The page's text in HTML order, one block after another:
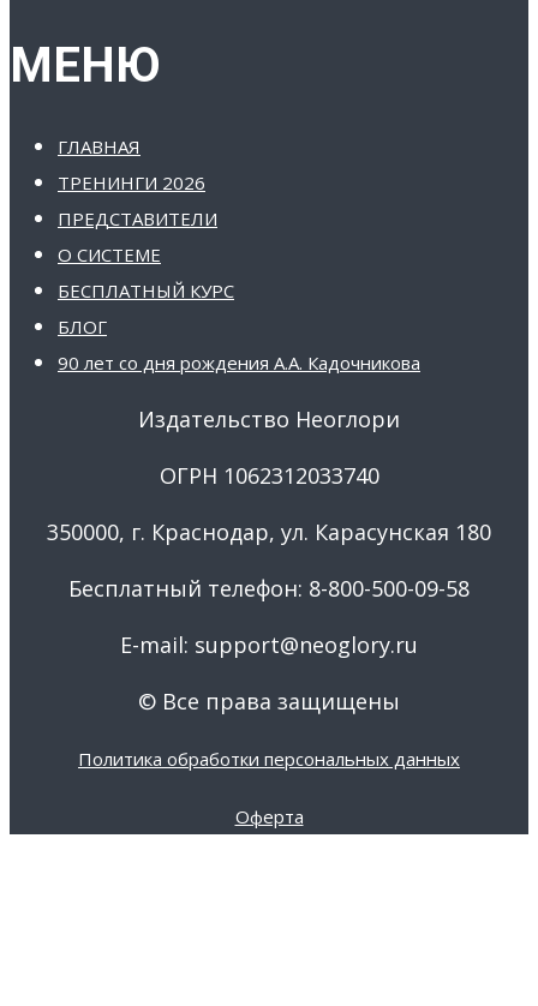
МЕНЮ
ГЛАВНАЯ
ТРЕНИНГИ 2026
ПРЕДСТАВИТЕЛИ
О СИСТЕМЕ
БЕСПЛАТНЫЙ КУРС
БЛОГ
90 лет со дня рождения А.А. Кадочникова
Издательство Неоглори
ОГРН 1062312033740
350000, г. Краснодар, ул. Карасунская 180
Бесплатный телефон: 8-800-500-09-58
E-mail: support@neoglory.ru
© Все права защищены
Политика обработки персональных данных
Оферта